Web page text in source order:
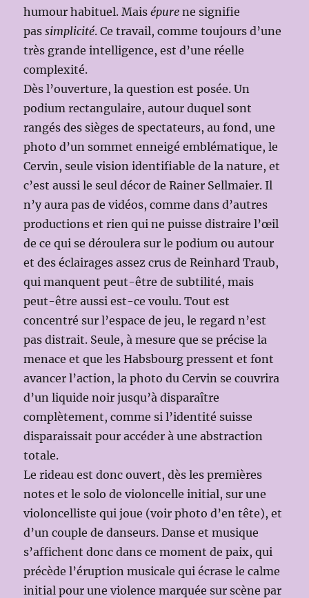
humour habituel. Maisépure ne signifie
passimplicité. Ce travail, comme toujours d’une
très grande intelligence, est d’une réelle
complexité.
Dès l’ouverture, la question est posée. Un
podium rectangulaire, autour duquel sont
rangés des sièges de spectateurs, au fond, une
photo d’un sommet enneigé emblématique, le
Cervin, seule vision identifiable de la nature, et
c’est aussi le seul décor de Rainer Sellmaier. Il
n’y aura pas de vidéos, comme dans d’autres
productions et rien qui ne puisse distraire l’œil
de ce qui se déroulera sur le podium ou autour
et des éclairages assez crus de Reinhard Traub,
qui manquent peut-être de subtilité, mais
peut-être aussi est-ce voulu. Tout est
concentré sur l’espace de jeu, le regard n’est
pas distrait. Seule, à mesure que se précise la
menace et que les Habsbourg pressent et font
avancer l’action, la photo du Cervin se couvrira
d’un liquide noir jusqu’à disparaître
complètement, comme si l’identité suisse
disparaissait pour accéder à une abstraction
totale.
Le rideau est donc ouvert, dès les premières
notes et le solo de violoncelle initial, sur une
violoncelliste qui joue (voir photo d’en tête), et
d’un couple de danseurs. Danse et musique
s’affichent donc dans ce moment de paix, qui
précède l’éruption musicale qui écrase le calme
initial pour une violence marquée sur scène par